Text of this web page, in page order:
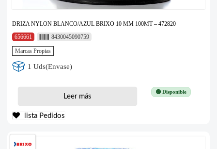
DRIZA NYLON BLANCO/AZUL BRIXO 10 MM 100MT – 472820
656661
8430045090759
Marcas Propias
1 Uds(Envase)
🟢 Disponible
Leer más
lista Pedidos